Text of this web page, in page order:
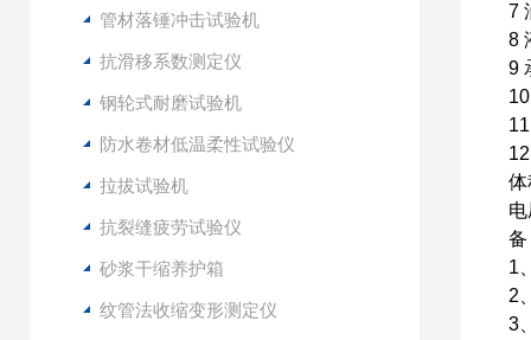
管材落锤冲击试验机
抗滑移系数测定仪
钢轮式耐磨试验机
防水卷材低温柔性试验仪
拉拔试验机
抗裂缝疲劳试验仪
砂浆干缩养护箱
纹管法收缩变形测定仪
7
8
9
体
1
2
3